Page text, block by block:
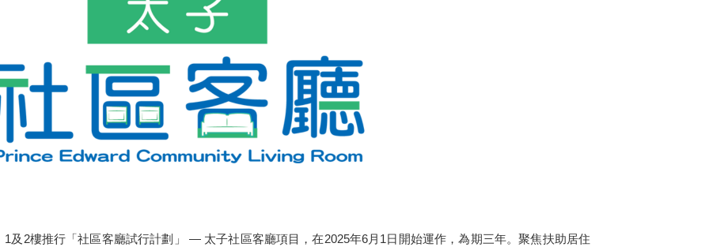
及2樓推行「社區客廳試行計劃」 — 太子社區客廳項目，在2025年6月1日開始運作，為期三年。聚焦扶助居住